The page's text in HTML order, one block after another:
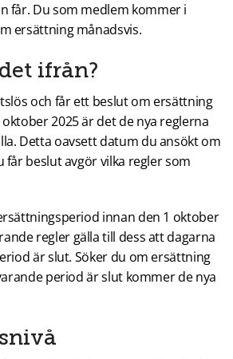
får. Du som medlem kommer i
ersättning månadsvis.
ifrån?
och får ett beslut om ersättning
2025 är det de nya reglerna
Detta oavsett datum du ansökt om
får beslut avgör vilka regler som
innan den 1 oktober
regler gälla till dess att dagarna
är slut. Söker du om ersättning
period är slut kommer de nya